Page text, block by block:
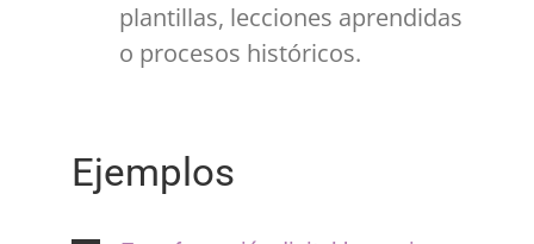
plantillas, lecciones aprendidas
o procesos históricos.
Ejemplos